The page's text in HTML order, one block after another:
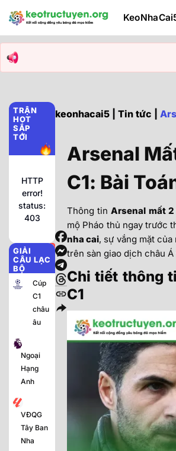
TRẬN
HOT
SẮP
TỚI
HTTP
error!
status:
403
GIẢI
CÂU LẠC
BỘ
Cúp
C1
châu
âu
Ngoại
Hạng
Anh
VĐQG
Tây Ban
Nha
keonhacai5 Tin tức
Arsenal
C1: Bài
Thông tinArsenal mất
mộ Pháo thủ ngay trước
nha cai, sự vắng mặt
trên sàn giao dịch châu
Chi tiết thông
C1